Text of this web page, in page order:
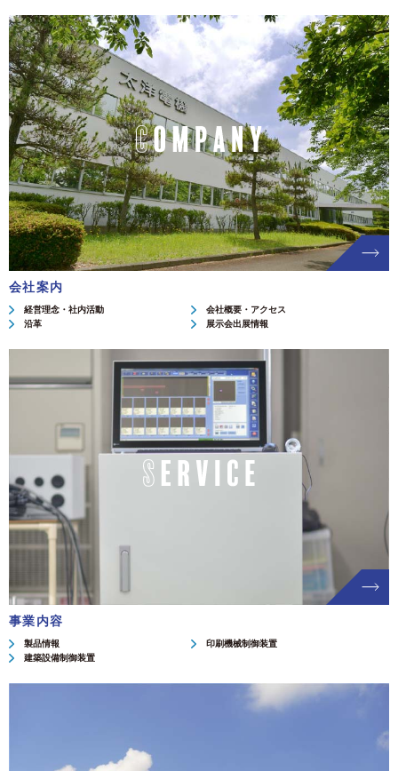
会社案内
経営理念・社内活動
会社概要・アクセス
沿革
展示会出展情報
事業内容
製品情報
印刷機械制御装置
建築設備制御装置